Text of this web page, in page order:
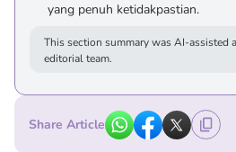
yang penuh ketidakpastian.
This section summary was AI-assisted
editorial team.
Share Article